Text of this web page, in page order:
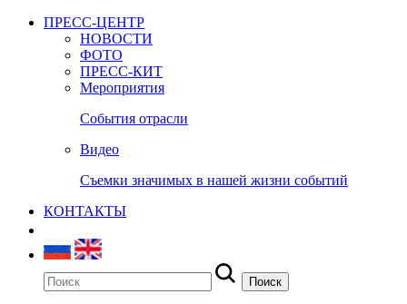
ПРЕСС-ЦЕНТР
НОВОСТИ
ФОТО
ПРЕСС-КИТ
Мероприятия
События отрасли
Видео
Съемки значимых в нашей жизни событий
КОНТАКТЫ